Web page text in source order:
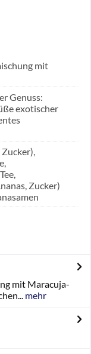
mit
Genuss:
exotischer
Zucker)
mit Maracuja-
mehr